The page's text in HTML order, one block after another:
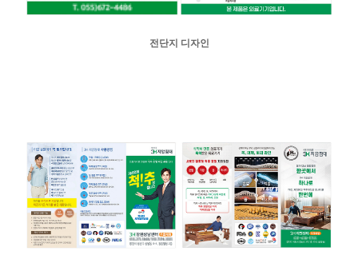
전단지 디자인